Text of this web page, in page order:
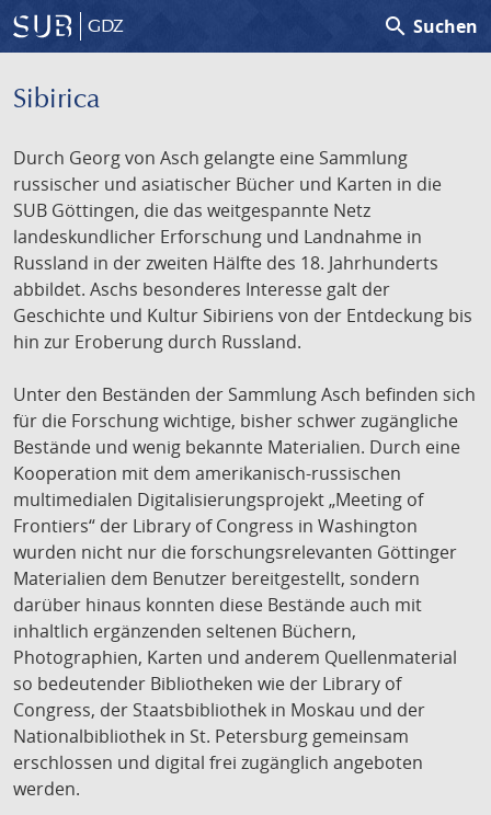
GDZ search Suchen
Sibirica
Durch Georg von Asch gelangte eine Sammlung
russischer und asiatischer Bücher und Karten in die
SUB Göttingen, die das weitgespannte Netz
landeskundlicher Erforschung und Landnahme in
Russland in der zweiten Hälfte des 18. Jahrhunderts
abbildet. Aschs besonderes Interesse galt der
Geschichte und Kultur Sibiriens von der Entdeckung bis
hin zur Eroberung durch Russland.
Unter den Beständen der Sammlung Asch befinden sich
für die Forschung wichtige, bisher schwer zugängliche
Bestände und wenig bekannte Materialien. Durch eine
Kooperation mit dem amerikanisch-russischen
multimedialen Digitalisierungsprojekt „Meeting of
Frontiers“ der Library of Congress in Washington
wurden nicht nur die forschungsrelevanten Göttinger
Materialien dem Benutzer bereitgestellt, sondern
darüber hinaus konnten diese Bestände auch mit
inhaltlich ergänzenden seltenen Büchern,
Photographien, Karten und anderem Quellenmaterial
so bedeutender Bibliotheken wie der Library of
Congress, der Staatsbibliothek in Moskau und der
Nationalbibliothek in St. Petersburg gemeinsam
erschlossen und digital frei zugänglich angeboten
werden.